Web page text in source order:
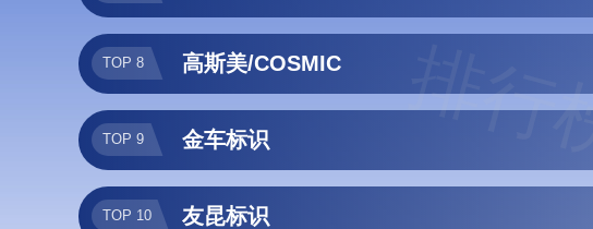
TOP 8 高斯美/COSMIC
TOP 9 金车标识
TOP 10 友昆标识 排